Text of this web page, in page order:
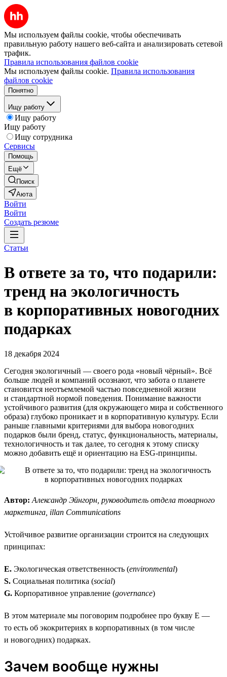
Мы используем файлы cookie, чтобы обеспечивать
правильную работу нашего веб-сайта и анализировать сетевой
трафик.
Правила использования файлов cookie
Мы используем файлы cookie. Правила использования
файлов cookie
Понятно
Ищу работу
Ищу работу
Ищу работу
Ищу сотрудника
Сервисы
Помощь
Ещё
Поиск
Аюта
Войти
Войти
Создать резюме
Статьи
В ответе за то, что подарили:
тренд на экологичность
в корпоративных новогодних
подарках
18 декабря 2024
Сегодня экологичный — своего рода «новый чёрный». Всё
больше людей и компаний осознают, что забота о планете
становится неотъемлемой частью повседневной жизни
и стандартной нормой поведения. Понимание важности
устойчивого развития (для окружающего мира и собственного
образа) глубоко проникает и в корпоративную культуру. Если
раньше главными критериями для выбора новогодних
подарков были бренд, статус, функциональность, материалы,
технологичность и так далее, то сегодня к этому списку
можно добавить ещё и ориентацию на ESG-принципы.
Автор: Александр Эйнгорн, руководитель отдела товарного
маркетинга, illan Communications
Устойчивое развитие организации строится на следующих
принципах:
E. Экологическая ответственность (environmental)
S. Социальная политика (social)
G. Корпоративное управление (governance)
В этом материале мы поговорим подробнее про букву E —
то есть об экокритериях в корпоративных (в том числе
и новогодних) подарках.
Зачем вообще нужны